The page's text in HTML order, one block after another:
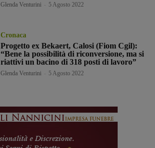
Glenda Venturini 5 Agosto 2022
Cronaca
Progetto ex Bekaert, Calosi (Fiom Cgil):
“Bene la possibilità di riconversione, ma si
riattivi un bacino di 318 posti di lavoro”
Glenda Venturini 5 Agosto 2022